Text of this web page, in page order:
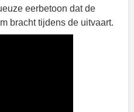
eerbetoon dat de
bracht tijdens de uitvaart.